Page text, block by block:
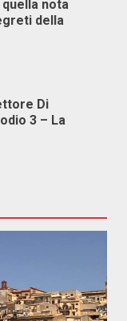
nota
della
Di
3 – La